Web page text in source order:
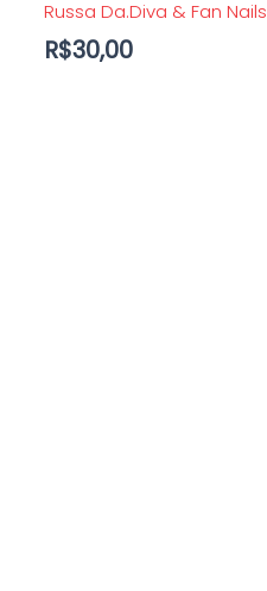
Russa Da.Diva & Fan Nails
R$30,00